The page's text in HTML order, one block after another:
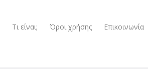
Τι είναι; Όροι χρήσης Επικοινωνία